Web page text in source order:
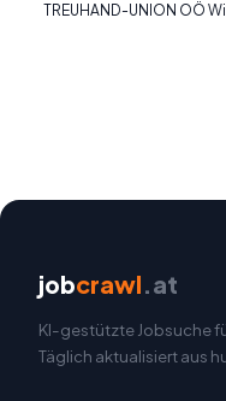
TREUHAND-UNION OÖ
jobcrawl.at
KI-gestützte Jobsuche
Täglich aktualisiert aus